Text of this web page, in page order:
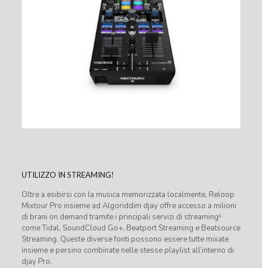
UTILIZZO IN STREAMING!
Oltre a esibirsi con la musica memorizzata localmente, Reloop
Mixtour Pro insieme ad Algoriddim djay offre accesso a milioni
di brani on demand tramite i principali servizi di streaming¹
come Tidal, SoundCloud Go+, Beatport Streaming e Beatsource
Streaming. Queste diverse fonti possono essere tutte mixate
insieme e persino combinate nelle stesse playlist all’interno di
djay Pro.